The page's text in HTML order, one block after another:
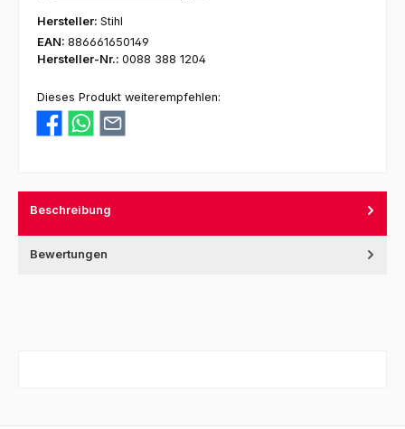
Hersteller: Stihl
EAN: 886661650149
Hersteller-Nr.: 0088 388 1204
Dieses Produkt weiterempfehlen:
Beschreibung
Bewertungen